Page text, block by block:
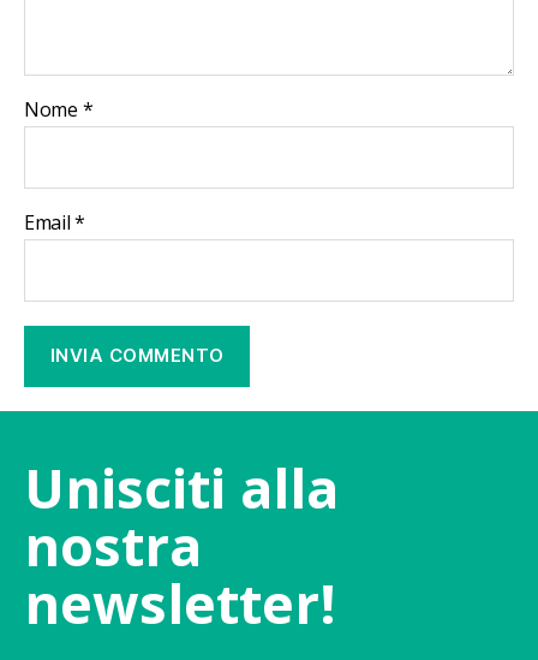
Nome *
Email*
Unisciti alla
nostra
newsletter!